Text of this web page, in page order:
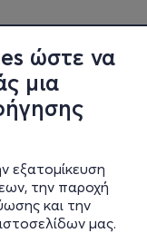
ώστε να
μια
εξατομίκευση
την παροχή
και την
μας.